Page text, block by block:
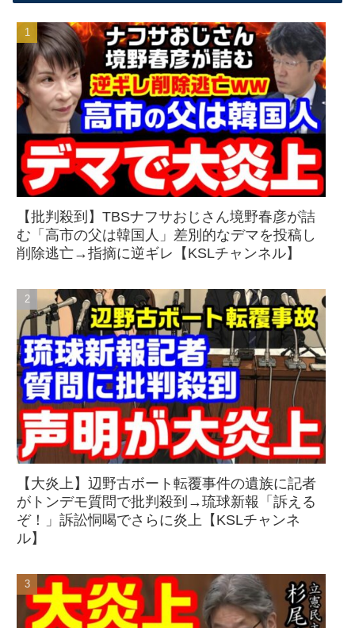
【批判殺到】TBSナフサおじさん境野春彦が詰
む「高市の父は韓国人」差別的なデマを投稿し
削除逃亡→指摘に逆ギレ【KSLチャンネル】
【大炎上】辺野古ボート転覆事件の遺族に記者
がトンデモ質問で批判殺到→琉球新報「訴える
ぞ！」訴訟恫喝でさらに炎上【KSLチャンネ
ル】